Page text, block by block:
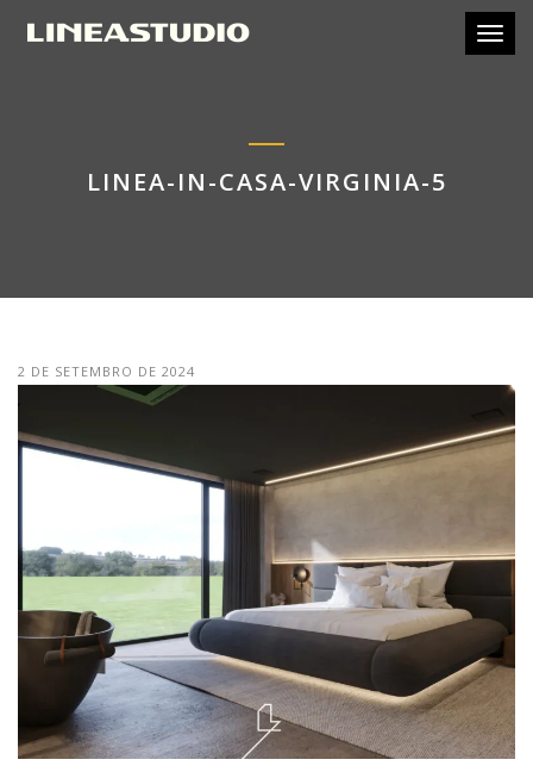
LINEA-IN-CASA-VIRGINIA-5
2 DE SETEMBRO DE 2024